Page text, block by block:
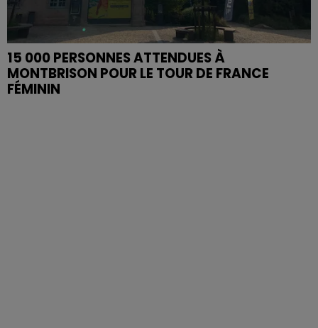
15 000 PERSONNES ATTENDUES À
MONTBRISON POUR LE TOUR DE FRANCE
FÉMININ